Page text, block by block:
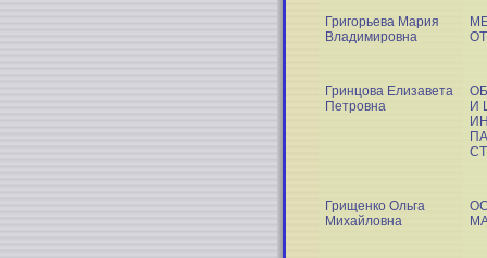
Григорьева Мария
Владимировна
Гринцова Елизавета
Петровна
И
Грищенко Ольга
Михайловна